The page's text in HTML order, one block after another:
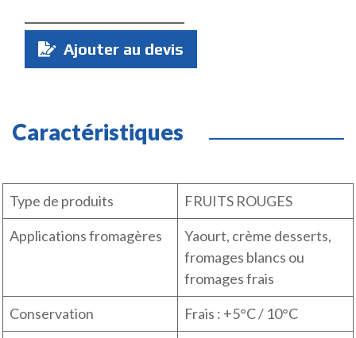
Quantité
Ajouter au devis
Caractéristiques
Type de produits
FRUITS ROUGES
Applications fromagères
Yaourt, crème desserts,
fromages blancs ou
fromages frais
Conservation
Frais : +5°C / 10°C